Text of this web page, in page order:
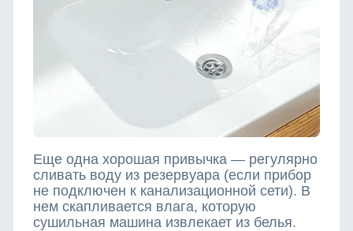
Еще одна хорошая привычка — регулярно
сливать воду из резервуара (если прибор
не подключен к канализационной сети). В
нем скапливается влага, которую
сушильная машина извлекает из белья.